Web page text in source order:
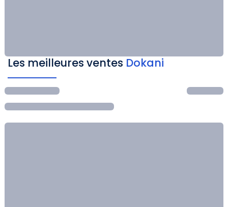
Les meilleures ventes Dokani